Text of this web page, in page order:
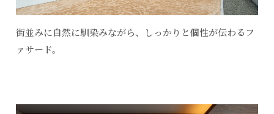
街並みに自然に馴染みながら、しっかりと個性が伝わるフ
ァサード。